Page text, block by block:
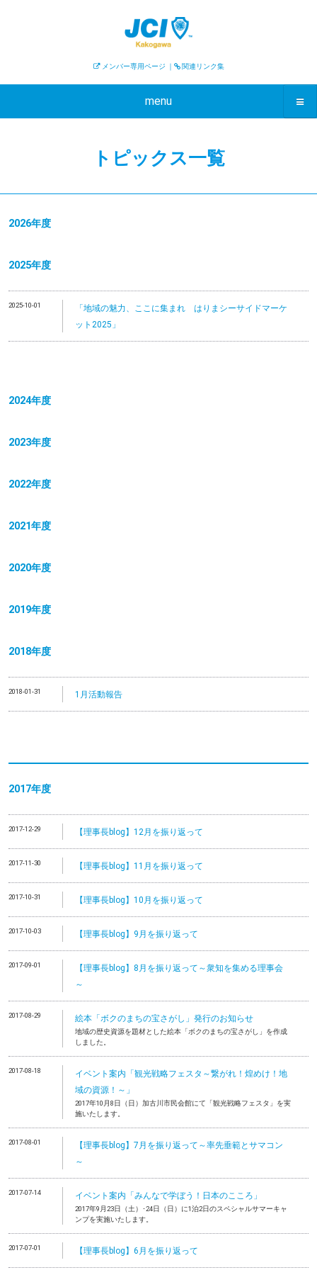
メンバー専用ページ ｜ 関連リンク集
menu
トピックス一覧
2026年度
2025年度
2025-10-01
「地域の魅力、ここに集まれ はりまシーサイドマーケ
ット2025」
2024年度
2023年度
2022年度
2021年度
2020年度
2019年度
2018年度
2018-01-31 1月活動報告
2017年度
2017-12-29 【理事長blog】12月を振り返って
2017-11-30 【理事長blog】11月を振り返って
2017-10-31 【理事長blog】10月を振り返って
2017-10-03 【理事長blog】9月を振り返って
2017-09-01
【理事長blog】8月を振り返って～衆知を集める理事会
～
2017-08-29 絵本「ボクのまちの宝さがし」発行のお知らせ
地域の歴史資源を題材とした絵本「ボクのまちの宝さがし」を作成
しました。
2017-08-18
イベント案内「観光戦略フェスタ～繋がれ！煌めけ！地
域の資源！～」
2017年10月8日（日）加古川市民会館にて「観光戦略フェスタ」を実
施いたします。
2017-08-01
【理事長blog】7月を振り返って～率先垂範とサマコン
～
2017-07-14 イベント案内「みんなで学ぼう！日本のこころ」
2017年9月23日（土）･24日（日）に1泊2日のスペシャルサマーキャ
ンプを実施いたします。
2017-07-01 【理事長blog】6月を振り返って